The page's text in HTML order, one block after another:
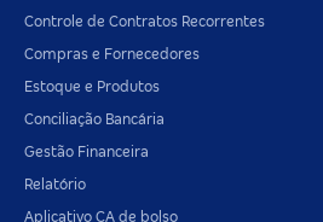
Controle de Contratos Recorrentes
Compras e Fornecedores
Estoque e Produtos
Conciliação Bancária
Gestão Financeira
Relatório
Aplicativo CA de bolso